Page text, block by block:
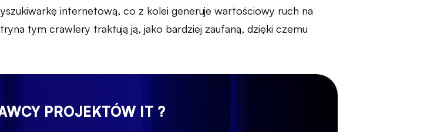
internetową, co z kolei generuje wartościowy ruch na
tym crawlery traktują ją, jako bardziej zaufaną, dzięki czemu
PROJEKTÓW IT ?